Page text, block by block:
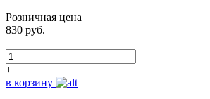
Розничная цена
830 руб.
–
+
в корзину